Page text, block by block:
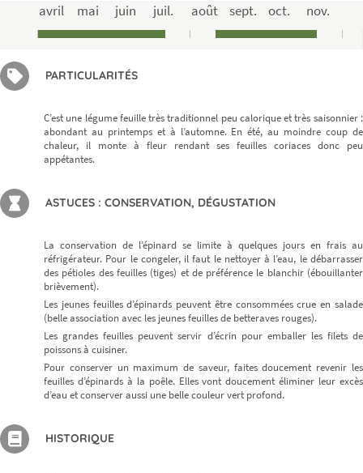
avril mai juin juil. août sept. oct. nov.
PARTICULARITÉS
C’est une légume feuille très traditionnel peu calorique et très saisonnier :
abondant au printemps et à l’automne. En été, au moindre coup de
chaleur, il monte à fleur rendant ses feuilles coriaces donc peu
appétantes.
ASTUCES : CONSERVATION, DÉGUSTATION
La conservation de l’épinard se limite à quelques jours en frais au
réfrigérateur. Pour le congeler, il faut le nettoyer à l’eau, le débarrasser
des pétioles des feuilles (tiges) et de préférence le blanchir (ébouillanter
brièvement).
Les jeunes feuilles d’épinards peuvent être consommées crue en salade
(belle association avec les jeunes feuilles de betteraves rouges).
Les grandes feuilles peuvent servir d’écrin pour emballer les filets de
poissons à cuisiner.
Pour conserver un maximum de saveur, faites doucement revenir les
feuilles d’épinards à la poêle. Elles vont doucement éliminer leur excès
d’eau et conserver aussi une belle couleur vert profond.
HISTORIQUE